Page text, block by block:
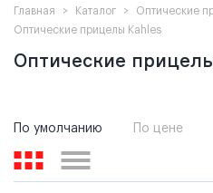
Главная > Каталог > Оптические
Оптические прицелы Kahles
Оптические
По умолчанию По цене